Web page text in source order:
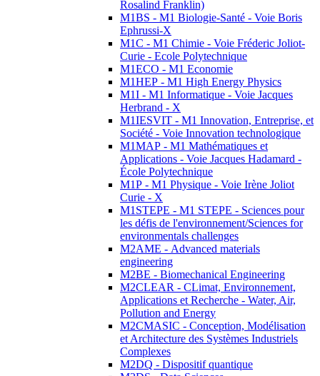
Rosalind Franklin)
M1BS - M1 Biologie-Santé - Voie Boris
Ephrussi-X
M1C - M1 Chimie - Voie Fréderic Joliot-
Curie - Ecole Polytechnique
M1ECO - M1 Economie
M1HEP - M1 High Energy Physics
M1I - M1 Informatique - Voie Jacques
Herbrand - X
M1IESVIT - M1 Innovation, Entreprise, et
Société - Voie Innovation technologique
M1MAP - M1 Mathématiques et
Applications - Voie Jacques Hadamard -
École Polytechnique
M1P - M1 Physique - Voie Irène Joliot
Curie - X
M1STEPE - M1 STEPE - Sciences pour
les défis de l'environnement/Sciences for
environmentals challenges
M2AME - Advanced materials
engineering
M2BE - Biomechanical Engineering
M2CLEAR - CLimat, Environnement,
Applications et Recherche - Water, Air,
Pollution and Energy
M2CMASIC - Conception, Modélisation
et Architecture des Systèmes Industriels
Complexes
M2DQ - Dispositif quantique